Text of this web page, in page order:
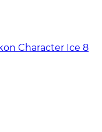
Character Ice 8